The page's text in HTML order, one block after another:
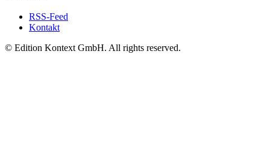
RSS-Feed
Kontakt
© Edition Kontext GmbH. All rights reserved.